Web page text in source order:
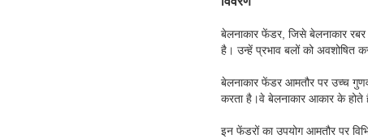
बेलनाकार फेंडर, जिसे बेलनाकार
है। उन्हें प्रभाव बलों को अवशोषित
बेलनाकार फेंडर आमतौर पर उच्च
करता है।वे बेलनाकार आकार के
इन फेंडरों का उपयोग आमतौर पर